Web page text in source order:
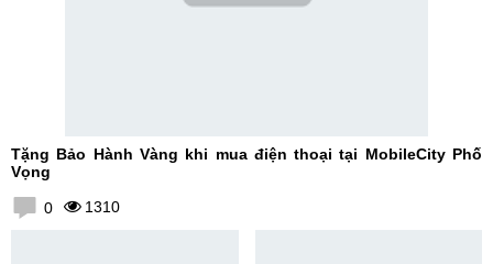
Tặng Bảo Hành Vàng khi mua điện thoại tại MobileCity Phố
Vọng
0 1310